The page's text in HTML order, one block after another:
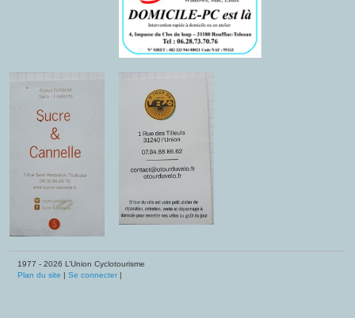
1977 - 2026 L’Union Cyclotourisme
Plan du site
Se connecter|